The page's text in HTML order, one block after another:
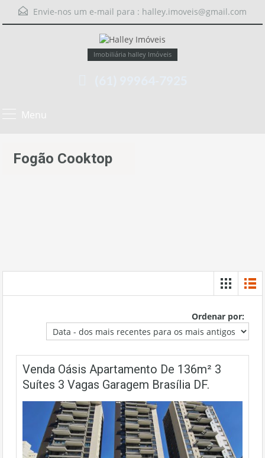
Envie-nos um e-mail para : halley.imoveis@gmail.com
Imobiliária halley Imóveis
Menu
Fogão Cooktop
Ordenar por:
Venda Oásis Apartamento De 136m² 3
Suítes 3 Vagas Garagem Brasília DF.